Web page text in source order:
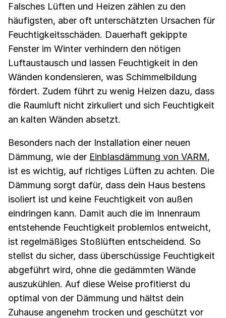
Falsches Lüften und Heizen zählen zu den
häufigsten, aber oft unterschätzten Ursachen für
Feuchtigkeitsschäden. Dauerhaft gekippte
Fenster im Winter verhindern den nötigen
Luftaustausch und lassen Feuchtigkeit in den
Wänden kondensieren, was Schimmelbildung
fördert. Zudem führt zu wenig Heizen dazu, dass
die Raumluft nicht zirkuliert und sich Feuchtigkeit
an kalten Wänden absetzt.
Besonders nach der Installation einer neuen
Dämmung, wie der Einblasdämmung von VARM,
ist es wichtig, auf richtiges Lüften zu achten. Die
Dämmung sorgt dafür, dass dein Haus bestens
isoliert ist und keine Feuchtigkeit von außen
eindringen kann. Damit auch die im Innenraum
entstehende Feuchtigkeit problemlos entweicht,
ist regelmäßiges Stoßlüften entscheidend. So
stellst du sicher, dass überschüssige Feuchtigkeit
abgeführt wird, ohne die gedämmten Wände
auszukühlen. Auf diese Weise profitierst du
optimal von der Dämmung und hältst dein
Zuhause angenehm trocken und geschützt vor